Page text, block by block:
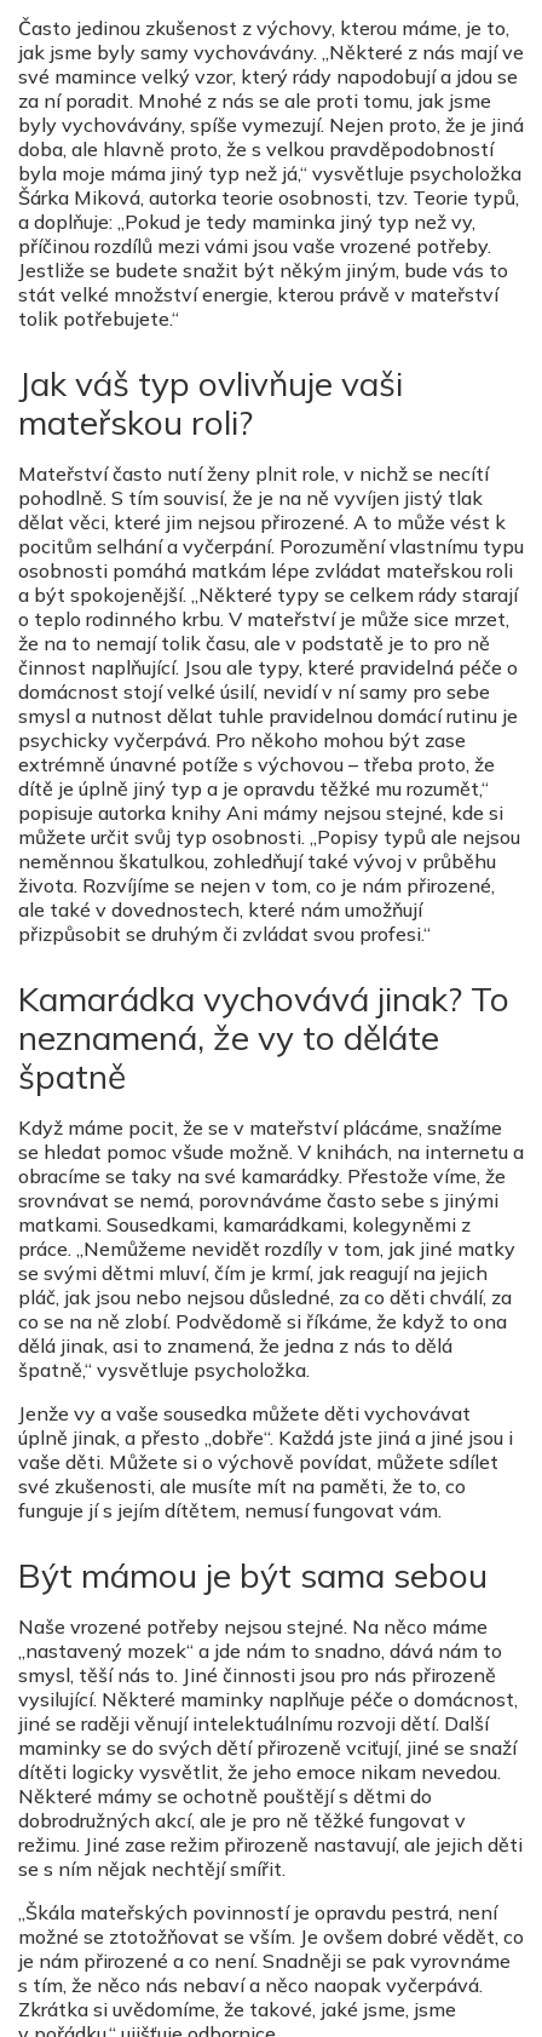
Často jedinou zkušenost z výchovy, kterou máme, je to,
jak jsme byly samy vychovávány. „Některé z nás mají ve
své mamince velký vzor, který rády napodobují a jdou se
za ní poradit. Mnohé z nás se ale proti tomu, jak jsme
byly vychovávány, spíše vymezují. Nejen proto, že je jiná
doba, ale hlavně proto, že s velkou pravděpodobností
byla moje máma jiný typ než já,“ vysvětluje psycholožka
Šárka Miková, autorka teorie osobnosti, tzv. Teorie typů,
a doplňuje: „Pokud je tedy maminka jiný typ než vy,
příčinou rozdílů mezi vámi jsou vaše vrozené potřeby.
Jestliže se budete snažit být někým jiným, bude vás to
stát velké množství energie, kterou právě v mateřství
tolik potřebujete.“
Jak váš typ ovlivňuje vaši
mateřskou roli?
Mateřství často nutí ženy plnit role, v nichž se necítí
pohodlně. S tím souvisí, že je na ně vyvíjen jistý tlak
dělat věci, které jim nejsou přirozené. A to může vést k
pocitům selhání a vyčerpání. Porozumění vlastnímu typu
osobnosti pomáhá matkám lépe zvládat mateřskou roli
a být spokojenější. ​„Některé typy se celkem rády starají
o teplo rodinného krbu. V mateřství je může sice mrzet,
že na to nemají tolik času, ale v podstatě je to pro ně
činnost naplňující. Jsou ale typy, které pravidelná péče o
domácnost stojí velké úsilí, nevidí v ní samy pro sebe
smysl a nutnost dělat tuhle pravidelnou domácí rutinu je
psychicky vyčerpává. Pro někoho mohou být zase
extrémně únavné potíže s výchovou – třeba proto, že
dítě je úplně jiný typ a je opravdu těžké mu rozumět,“
popisuje autorka knihy Ani mámy nejsou stejné, kde si
můžete určit svůj typ osobnosti. „Popisy typů ale nejsou
neměnnou škatulkou, zohledňují také vývoj v průběhu
života. Rozvíjíme se nejen v tom, co je nám přirozené,
ale také v dovednostech, které nám umožňují
přizpůsobit se druhým či zvládat svou profesi.“
Kamarádka vychovává jinak? To
neznamená, že vy to děláte
špatně
Když máme pocit, že se v mateřství plácáme, snažíme
se hledat pomoc všude možně. V knihách, na internetu a
obracíme se taky na své kamarádky. Přestože víme, že
srovnávat se nemá, porovnáváme často sebe s jinými
matkami. Sousedkami, kamarádkami, kolegyněmi z
práce. „Nemůžeme nevidět rozdíly v tom, jak jiné matky
se svými dětmi mluví, čím je krmí, jak reagují na jejich
pláč, jak jsou nebo nejsou důsledné, za co děti chválí, za
co se na ně zlobí. Podvědomě si říkáme, že když to ona
dělá jinak, asi to znamená, že jedna z nás to dělá
špatně,“ vysvětluje psycholožka.
Jenže vy a vaše sousedka můžete děti vychovávat
úplně jinak, a přesto „dobře“. Každá jste jiná a jiné jsou i
vaše děti. Můžete si o výchově povídat, můžete sdílet
své zkušenosti, ale musíte mít na paměti, že to, co
funguje jí s jejím dítětem, nemusí fungovat vám.
Být mámou je být sama sebou
Naše vrozené potřeby nejsou stejné. Na něco máme
„nastavený mozek“ a jde nám to snadno, dává nám to
smysl, těší nás to. Jiné činnosti jsou pro nás přirozeně
vysilující. Některé maminky naplňuje péče o domácnost,
jiné se raději věnují intelektuálnímu rozvoji dětí. Další
maminky se do svých dětí přirozeně vciťují, jiné se snaží
dítěti logicky vysvětlit, že jeho emoce nikam nevedou.
Některé mámy se ochotně pouštějí s dětmi do
dobrodružných akcí, ale je pro ně těžké fungovat v
režimu. Jiné zase režim přirozeně nastavují, ale jejich děti
se s ním nějak nechtějí smířit.
„Škála mateřských povinností je opravdu pestrá, není
možné se ztotožňovat se vším. Je ovšem dobré vědět, co
je nám přirozené a co není. Snadněji se pak vyrovnáme
s tím, že něco nás nebaví a něco naopak vyčerpává.
Zkrátka si uvědomíme, že takové, jaké jsme, jsme